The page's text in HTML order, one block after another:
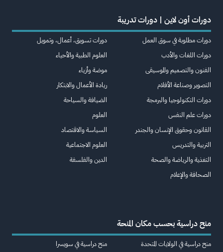
دورات أون لاين | دورات تدريبة
دورات مطلوبة في سوق العمل
دورات اللغات والأدب
الفنون والتصميم والموسيقى
التصوير وصناعة الأفلام
دورات التكنولوجيا والبرمجة
دورات علم النفس
القانون وحقوق الإنسان والجندر
التربية والتدريس
التغذية والرياضة والصحة
الصحافة والإعلام
دورات تسويق، أعمال، وتمويل
العلوم الطبية والأحياء
موضة وأزياء
ريادة الأعمال والابتكار
الضيافة والسياحة
العلوم
السياسة والاقتصاد
العلوم الاجتماعية
الدين والفلسفة
منح دراسية بحسب مكان المنحة
منح دراسية في الولايات المتحدة
منح دراسية في سويسرا